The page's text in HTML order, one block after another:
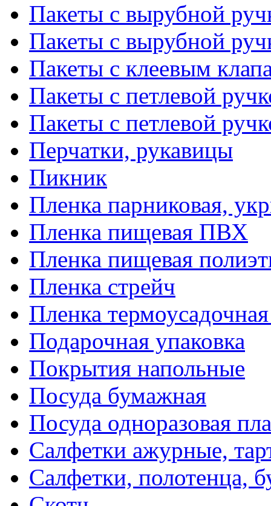
Пакеты с вырубной
Пакеты с вырубной
Пакеты с клеевым
Пакеты с петлевой
Пакеты с петлевой
Перчатки, рукавицы
Пикник
Пленка парниковая,
Пленка пищевая ПВХ
Пленка пищевая
Пленка стрейч
Пленка
Подарочная упаковка
Покрытия напольные
Посуда бумажная
Посуда одноразовая
Салфетки ажурные,
Салфетки, полотенца,